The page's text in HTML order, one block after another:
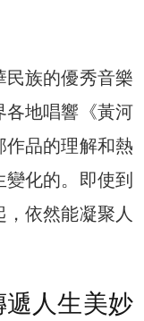
民族的優秀音樂
各地唱響《黃河
作品的理解和熱
化的。即使到
依然能凝聚人
人生美妙